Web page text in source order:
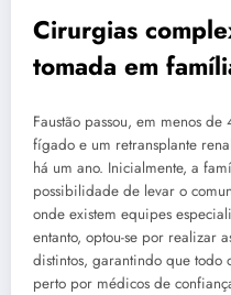
Cirurgias
tomada em
Faustão passou, em menos
fígado e um retransplante
há um ano. Inicialmente, a
possibilidade de levar o
onde existem equipes
entanto, optou-se por realizar
distintos, garantindo que todo
perto por médicos de